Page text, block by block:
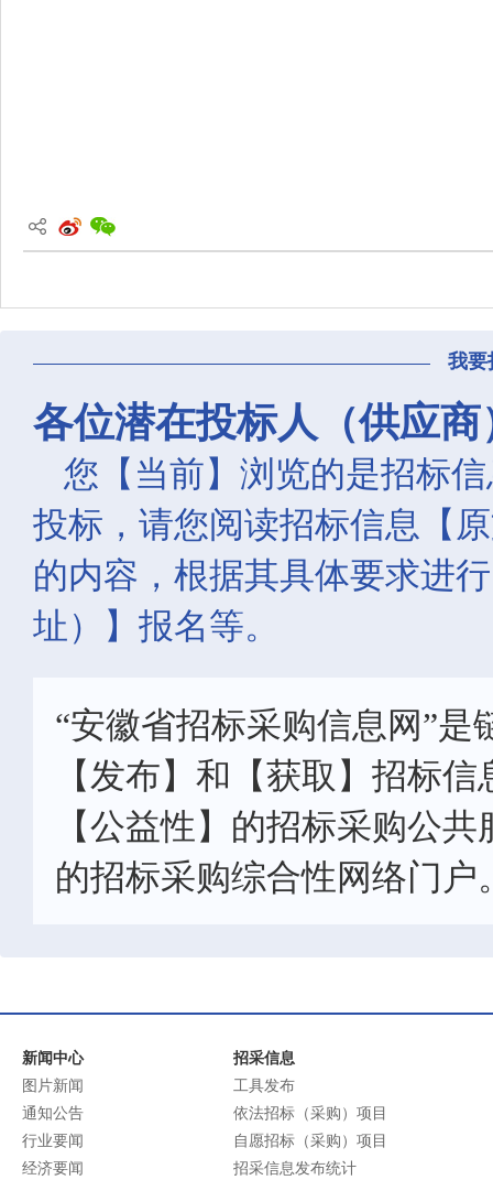
我要
各位潜在投标人（供应商
您【当前】浏览的是招标
投标，请您阅读招标信息【
的内容，根据其具体要求进
址）】报名等。
“安徽省招标采购信息网”
【发布】和【获取】招标
【公益性】的招标采购公
的招标采购综合性网络门户
新闻中心
图片新闻
通知公告
行业要闻
经济要闻
招采信息
工具发布
依法招标（采购）项目
自愿招标（采购）项目
招采信息发布统计